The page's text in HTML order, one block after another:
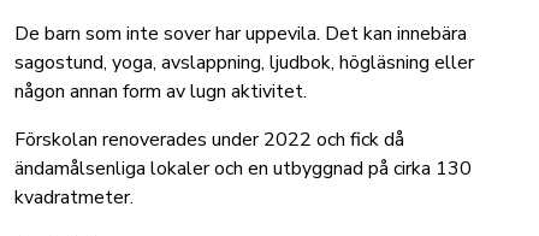
De barn som inte sover har uppevila. Det kan innebära
sagostund, yoga, avslappning, ljudbok, högläsning eller
någon annan form av lugn aktivitet.
Förskolan renoverades under 2022 och fick då
ändamålsenliga lokaler och en utbyggnad på cirka 130
kvadratmeter.